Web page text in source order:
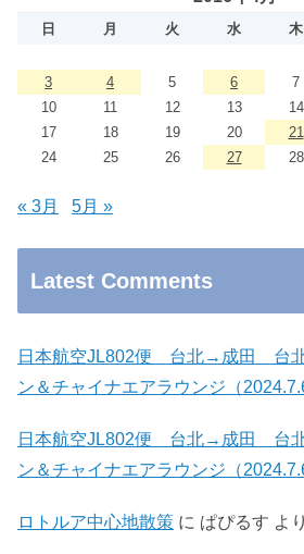
日 月 火 水 木
3
4 5 6 7
10
11 12 13 14
17
18 19 20 21
24
25 26 27 28
« 3月 5月 »
Latest Comments
日本航空JL802便 台北→成田 台北
ン＆チャイナエアラウンジ（
日本航空JL802便 台北→成田 台北
ン＆チャイナエアラウンジ（
ロトルア中心地散策 に ぱぴるす より